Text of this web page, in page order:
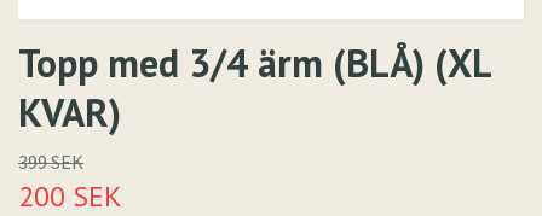
Topp med 3/4 ärm (BLÅ) (XL
KVAR)
399 SEK
200 SEK